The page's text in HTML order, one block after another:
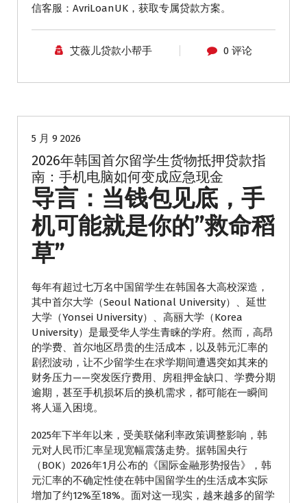
信客服：AvriLoanUK，获取专属贷款方案。
艾薇儿贷款小帮手 0 评论
5 月 9 2026
2026年韩国首尔留学生货物抵押贷款指
南：手机电脑如何变成应急现金
导言：当钱包见底，手
机可能就是你的”救命稻
草”
每年有超过七万名中国留学生在韩国各大高校深造，
其中首尔大学（Seoul National University）、延世
大学（Yonsei University）、高丽大学（Korea
University）是最受华人学生青睐的学府。然而，高昂
的学费、首尔地区昂贵的生活成本，以及韩元汇率的
剧烈波动，让不少留学生在求学期间遭遇突如其来的
财务压力——突发医疗费用、房租押金缺口、学费分期
逾期，甚至手机损坏后的换机需求，都可能在一瞬间
将人逼入困境。
2025年下半年以来，受美联储利率政策调整影响，韩
元对人民币汇率呈现宽幅震荡走势。据韩国央行
（BOK）2026年1月公布的《国际金融形势报告》，韩
元汇率的不确定性使在韩中国留学生的生活成本实际
增加了约12%至18%。面对这一现实，越来越多的留学